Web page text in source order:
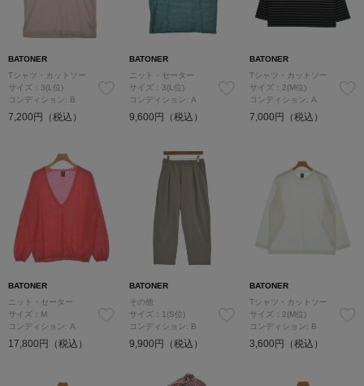
BATONER
Tシャツ・カットソー
サイズ：3(L位)
コンディション: B
7,200円（税込）
BATONER
ニット・セーター
サイズ：3(L位)
コンディション: A
9,600円（税込）
BATONER
Tシャツ・カットソー
サイズ：2(M位)
コンディション: A
7,000円（税込）
BATONER
ニット・セーター
サイズ：M
コンディション: A
17,800円（税込）
BATONER
その他
サイズ：1(S位)
コンディション: B
9,900円（税込）
BATONER
Tシャツ・カットソー
サイズ：2(M位)
コンディション: B
3,600円（税込）